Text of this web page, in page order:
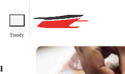
Trendy